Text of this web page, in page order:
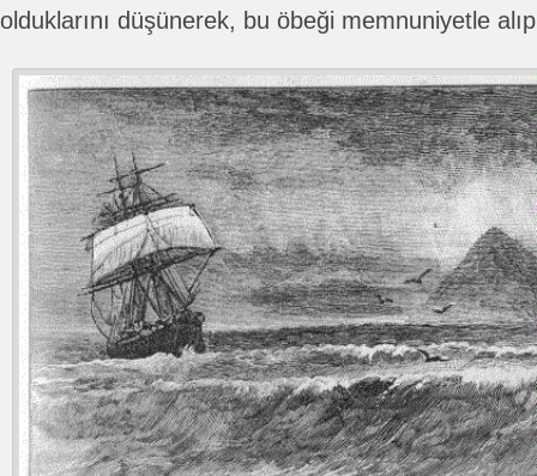
olduklarını düşünerek, bu öbeği memnuniyetle